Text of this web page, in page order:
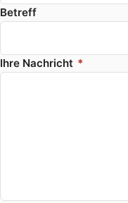
Betreff
Ihre Nachricht *